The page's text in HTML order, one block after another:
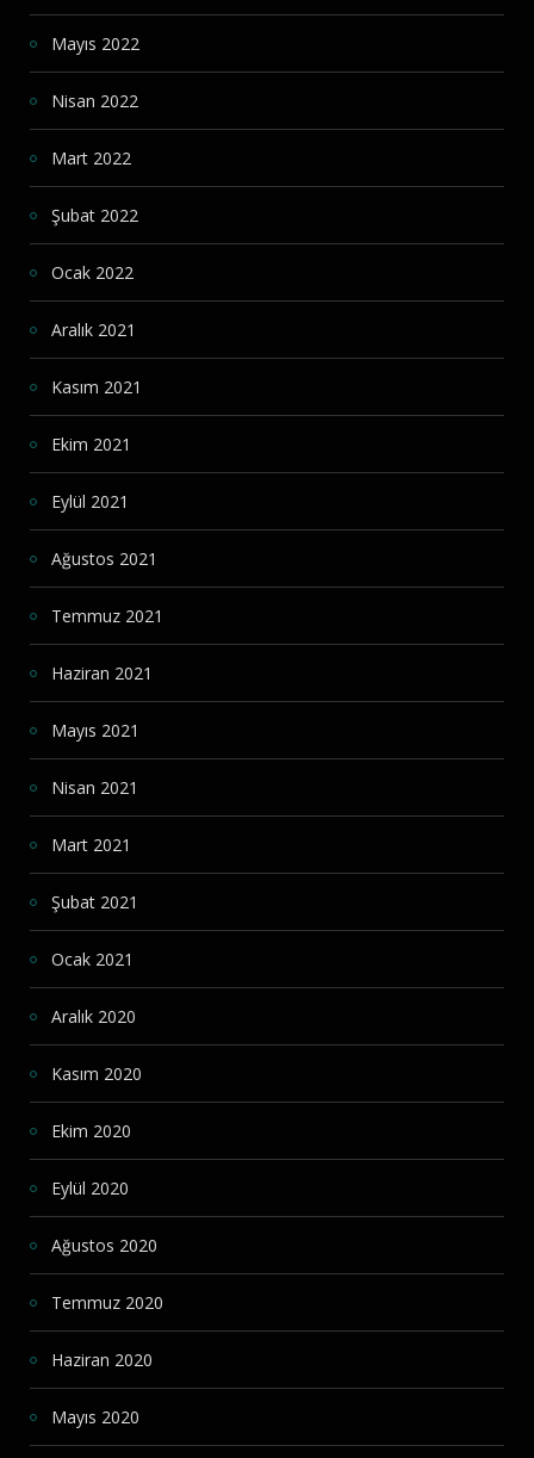
Mayıs 2022
Nisan 2022
Mart 2022
Şubat 2022
Ocak 2022
Aralık 2021
Kasım 2021
Ekim 2021
Eylül 2021
Ağustos 2021
Temmuz 2021
Haziran 2021
Mayıs 2021
Nisan 2021
Mart 2021
Şubat 2021
Ocak 2021
Aralık 2020
Kasım 2020
Ekim 2020
Eylül 2020
Ağustos 2020
Temmuz 2020
Haziran 2020
Mayıs 2020